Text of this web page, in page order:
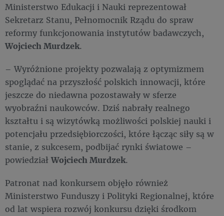
Ministerstwo Edukacji i Nauki reprezentował
Sekretarz Stanu, Pełnomocnik Rządu do spraw
reformy funkcjonowania instytutów badawczych,
Wojciech Murdzek.
– Wyróżnione projekty pozwalają z optymizmem
spoglądać na przyszłość polskich innowacji, które
jeszcze do niedawna pozostawały w sferze
wyobraźni naukowców. Dziś nabrały realnego
kształtu i są wizytówką możliwości polskiej nauki i
potencjału przedsiębiorczości, które łącząc siły są w
stanie, z sukcesem, podbijać rynki światowe –
powiedziałWojciech Murdzek.
Patronat nad konkursem objęło również
Ministerstwo Funduszy i Polityki Regionalnej, które
od lat wspiera rozwój konkursu dzięki środkom